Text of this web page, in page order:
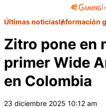
Últimas noticiasInformación
Zitro pone en
primer Wide
en Colombia
23 diciembre 2025 10:12 am